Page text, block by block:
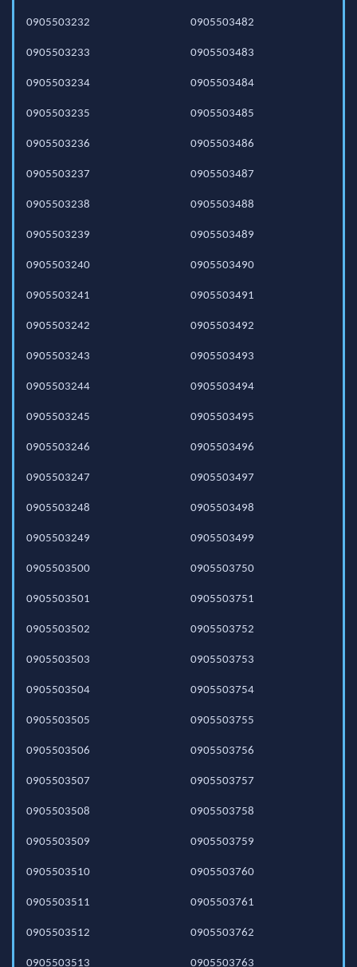
0905503232
0905503233
0905503234
0905503235
0905503236
0905503237
0905503238
0905503239
0905503240
0905503241
0905503242
0905503243
0905503244
0905503245
0905503246
0905503247
0905503248
0905503249
0905503482
0905503483
0905503484
0905503485
0905503486
0905503487
0905503488
0905503489
0905503490
0905503491
0905503492
0905503493
0905503494
0905503495
0905503496
0905503497
0905503498
0905503499
0905503500
0905503501
0905503502
0905503503
0905503504
0905503505
0905503506
0905503507
0905503508
0905503509
0905503510
0905503511
0905503512
0905503513
0905503750
0905503751
0905503752
0905503753
0905503754
0905503755
0905503756
0905503757
0905503758
0905503759
0905503760
0905503761
0905503762
0905503763